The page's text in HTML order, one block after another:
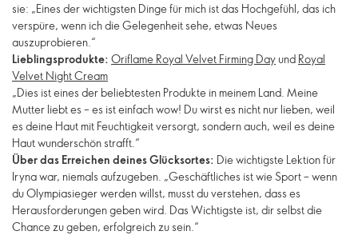
sie: „Eines der wichtigsten Dinge für mich ist das Hochgefühl, das ich
verspüre, wenn ich die Gelegenheit sehe, etwas Neues
auszuprobieren.“
Lieblingsprodukte: Oriflame Royal Velvet Firming Day und Royal
Velvet Night Cream
„Dies ist eines der beliebtesten Produkte in meinem Land. Meine
Mutter liebt es – es ist einfach wow! Du wirst es nicht nur lieben, weil
es deine Haut mit Feuchtigkeit versorgt, sondern auch, weil es deine
Haut wunderschön strafft.“
Über das Erreichen deines Glücksortes: Die wichtigste Lektion für
Iryna war, niemals aufzugeben. „Geschäftliches ist wie Sport – wenn
du Olympiasieger werden willst, musst du verstehen, dass es
Herausforderungen geben wird. Das Wichtigste ist, dir selbst die
Chance zu geben, erfolgreich zu sein.“